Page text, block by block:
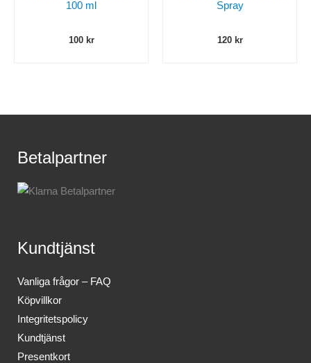
100 ml
100 kr
Spray
120 kr
Betalpartner
Kundtjänst
Vanliga frågor – FAQ
Köpvillkor
Integritetspolicy
Kundtjänst
Presentkort